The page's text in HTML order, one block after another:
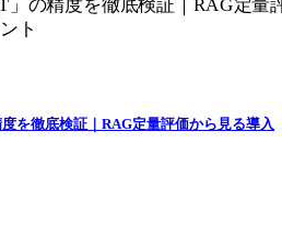
を徹底検証｜RAG定量評価から見る導入